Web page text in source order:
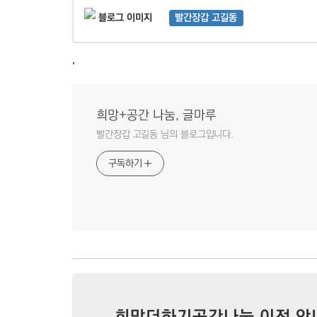
빨간장갑 고길동
,
희망+공간 나눔, 글마루
빨간장갑 고길동 님의 블로그입니다.
구독하기